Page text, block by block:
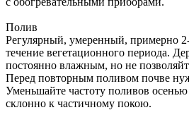
Полив
Регулярный, умеренный, примерно
течение вегетационного периода.
постоянно влажным, но не
Перед повторным поливом почве
Уменьшайте частоту поливов
склонно к частичному покою.